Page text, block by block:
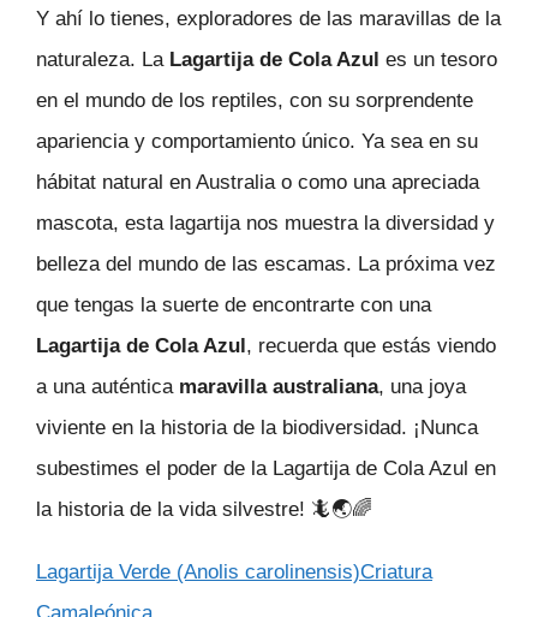
Y ahí lo tienes, exploradores de las maravillas de la
naturaleza. La Lagartija de Cola Azul es un tesoro
en el mundo de los reptiles, con su sorprendente
apariencia y comportamiento único. Ya sea en su
hábitat natural en Australia o como una apreciada
mascota, esta lagartija nos muestra la diversidad y
belleza del mundo de las escamas. La próxima vez
que tengas la suerte de encontrarte con una
Lagartija de Cola Azul, recuerda que estás viendo
a una auténtica maravilla australiana, una joya
viviente en la historia de la biodiversidad. ¡Nunca
subestimes el poder de la Lagartija de Cola Azul en
la historia de la vida silvestre! 🦎🌏🌈
Lagartija Verde (Anolis carolinensis)Criatura